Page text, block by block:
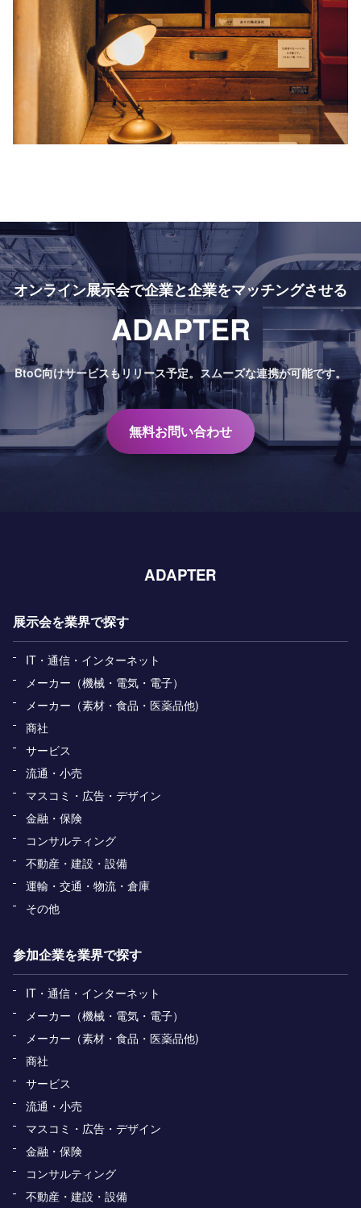
オンライン展示会で企業と企業をマッチングさせる
ADAPTER
BtoC向けサービスもリリース予定。 スムーズな連携が可能です。
無料お問い合わせ
ADAPTER
展示会を業界で探す
IT・通信・インターネット
メーカー（機械・電気・電子）
メーカー（素材・食品・医薬品他)
商社
サービス
流通・小売
マスコミ・広告・デザイン
金融・保険
コンサルティング
不動産・建設・設備
運輸・交通・物流・倉庫
その他
参加企業を業界で探す
IT・通信・インターネット
メーカー（機械・電気・電子）
メーカー（素材・食品・医薬品他)
商社
サービス
流通・小売
マスコミ・広告・デザイン
金融・保険
コンサルティング
不動産・建設・設備